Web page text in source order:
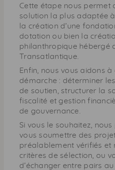
Cette étape nous permet
solution la plus adaptée
la création d’une
dotation ou bien la
philanthropique hébergé
Transatlantique.
Enfin, nous vous aidons
démarche : déterminer
de soutien, structurer la
fiscalité et gestion
de gouvernance.
Si vous le souhaitez,
vous soumettre des
préalablement vérifiés et
critères de sélection, ou
d’échanger entre pairs